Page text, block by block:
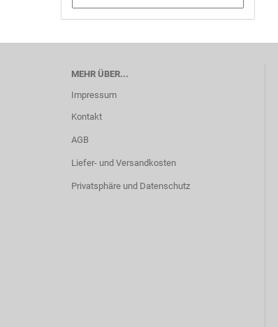
MEHR ÜBER...
Impressum
Kontakt
AGB
Liefer- und Versandkosten
Privatsphäre und Datenschutz